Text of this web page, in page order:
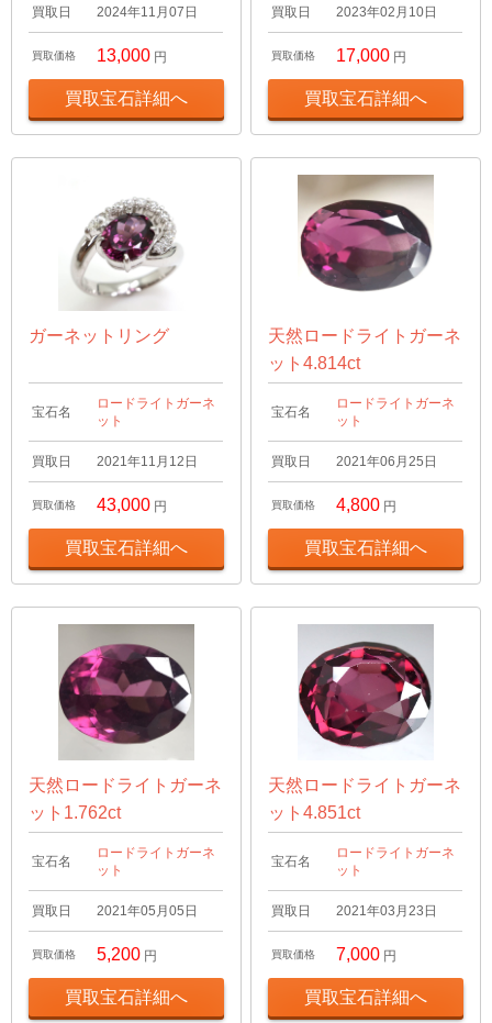
買取日 2024年11月07日
買取価格 13,000 円
買取宝石詳細へ
買取日 2023年02月10日
買取価格 17,000 円
買取宝石詳細へ
ガーネットリング
宝石名
ロードライトガーネ
ット
買取日 2021年11月12日
買取価格 43,000 円
買取宝石詳細へ
天然ロードライトガーネ
ット4.814ct
宝石名
ロードライトガーネ
ット
買取日 2021年06月25日
買取価格 4,800 円
買取宝石詳細へ
天然ロードライトガーネ
ット1.762ct
宝石名
ロードライトガーネ
ット
買取日 2021年05月05日
買取価格 5,200 円
買取宝石詳細へ
天然ロードライトガーネ
ット4.851ct
宝石名
ロードライトガーネ
ット
買取日 2021年03月23日
買取価格 7,000 円
買取宝石詳細へ